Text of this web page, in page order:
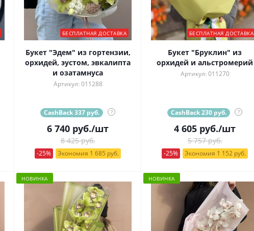
БЕСПЛАТНАЯ ДОСТАВКА
Букет "Эдем" из гортензии,
орхидей, эустом, эвкалипта
и озатамнуса
Артикул: 011288
CashBack 337 руб. ?
6 740 руб./шт
8 425 руб.
-25% Экономия 1 685 руб.
БЕСПЛАТНАЯ ДОСТАВКА
Букет "Бруклин" из
орхидей и альстромерий
Артикул: 011270
CashBack 230 руб. ?
4 605 руб./шт
5 757 руб.
-25% Экономия 1 152 руб.
НОВИНКА НОВИНКА